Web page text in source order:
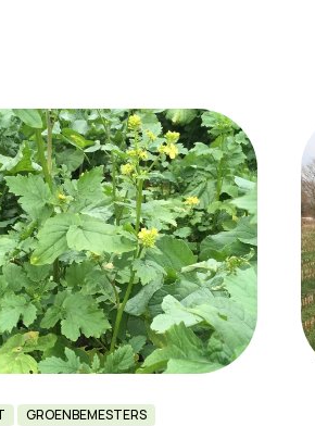
GROENBEMESTERS